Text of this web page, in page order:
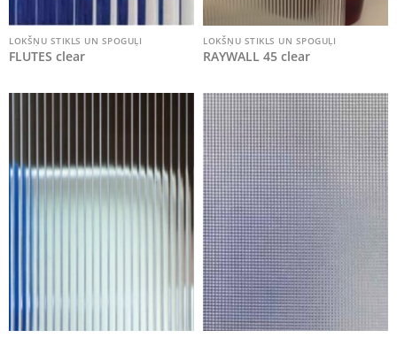
LOKŠŅU STIKLS UN SPOGUĻI
FLUTES clear
LOKŠŅU STIKLS UN SPOGUĻI
RAYWALL 45 clear